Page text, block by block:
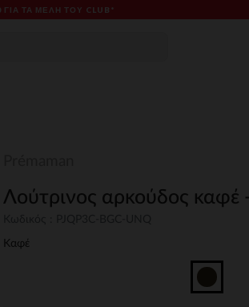
ΤΑ ΜΈΛΗ ΤΟΥ CLUB*
Λούτρινος αρκούδος καφέ
Καφέ